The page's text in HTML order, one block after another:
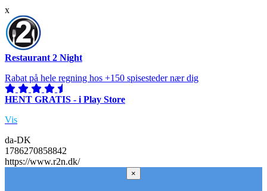
x
Restaurant 2 Night
Rabat på hele regning hos +150 spisesteder nær dig
HENT GRATIS - i Play Store
Vis
da-DK
1786270858842
https://www.r2n.dk/
×